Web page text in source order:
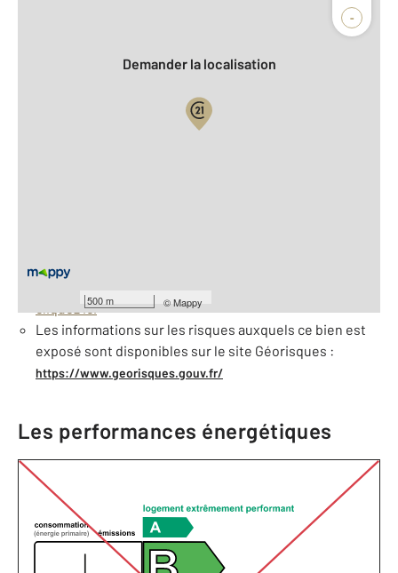
-
500 m ©Mappy
Biens vendus
Demander la localisation
Barèmes d'honoraires de l'agence
cliquez ici
Les informations sur les risques auxquels ce bien est
exposé sont disponibles sur le site Géorisques :
https://www.georisques.gouv.fr/
Les performances énergétiques